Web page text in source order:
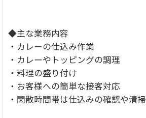
◆主な業務内容
・カレーの仕込み作業
・カレーやトッピングの調理
・料理の盛り付け
・お客様への簡単な接客対応
・閑散時間帯は仕込みの確認や清